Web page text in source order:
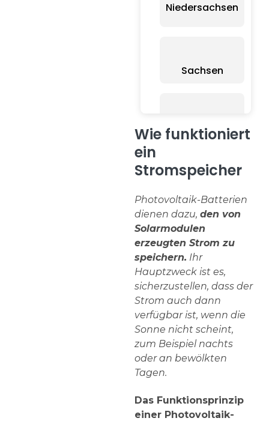
Niedersachsen
Sachsen
Schleswig-
Holstein
Wie funktioniert
ein
Stromspeicher
Photovoltaik-Batterien
dienen dazu, den von
Solarmodulen
erzeugten Strom zu
speichern. Ihr
Hauptzweck ist es,
sicherzustellen, dass der
Strom auch dann
verfügbar ist, wenn die
Sonne nicht scheint,
zum Beispiel nachts
oder an bewölkten
Tagen.
Das Funktionsprinzip
einer Photovoltaik-